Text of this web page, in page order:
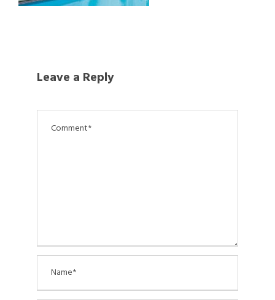
Leave a Reply